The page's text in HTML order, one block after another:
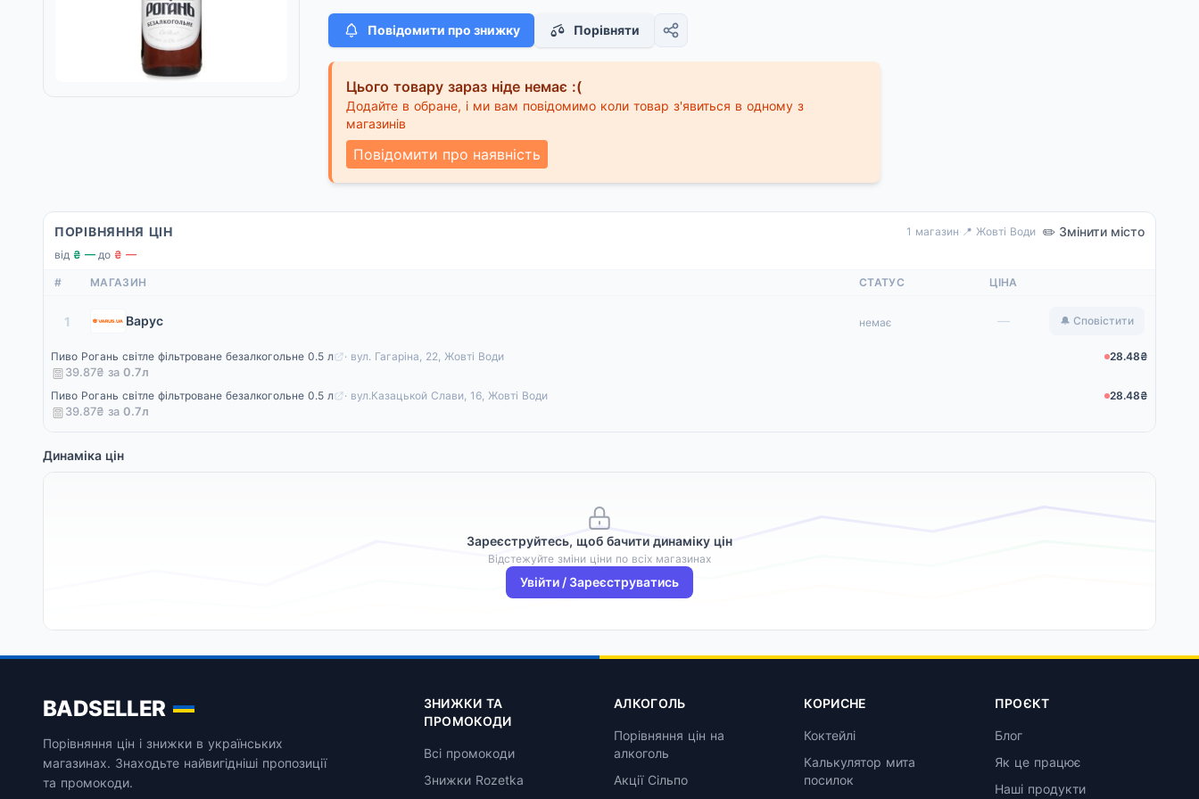
Повідомити про знижку Порівняти
Цього товару зараз ніде немає :(
Додайте в обране, і ми вам повідомимо коли товар з'явиться в одному з
магазинів
Повідомити про наявність
ПОРІВНЯННЯ ЦІН 1 магазин· 📍 Жовті Води ✏️ Змінити місто
від ₴ —·до ₴ —
# МАГАЗИН СТАТУС ЦІНА
1 Варус немає — 🔔 Сповістити
Пиво Рогань світле фільтроване безалкогольне 0.5 л · вул. Гагаріна, 22, Жовті Води
28.48₴
39.87₴ за 0.7л
Пиво Рогань світле фільтроване безалкогольне 0.5 л
· вул.Казацькой Слави, 16, Жовті Води
28.48₴
39.87₴ за 0.7л
Динаміка цін
Зареєструйтесь, щоб бачити динаміку цін
Відстежуйте зміни ціни по всіх магазинах
Увійти / Зареєструватись
BADSELLER
Порівняння цін і знижки в українських
магазинах. Знаходьте найвигідніші пропозиції
та промокоди.
ЗНИЖКИ ТА
ПРОМОКОДИ
Всі промокоди
Знижки Rozetka
АЛКОГОЛЬ
Порівняння цін на
алкоголь
Акції Сільпо
КОРИСНЕ
Коктейлі
Калькулятор мита
посилок
ПРОЄКТ
Блог
Як це працює
Наші продукти